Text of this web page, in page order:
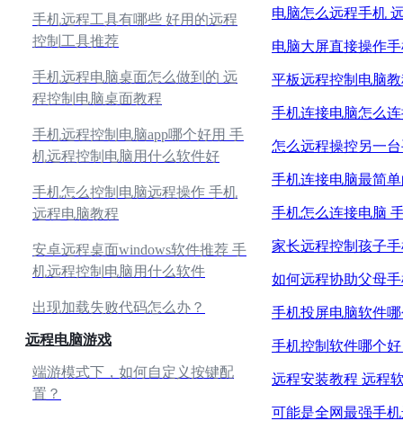
手机远程工具有哪些 好用的远程
控制工具推荐
手机远程电脑桌面怎么做到的 远
程控制电脑桌面教程
手机远程控制电脑app哪个好用 手
机远程控制电脑用什么软件好
手机怎么控制电脑远程操作 手机
远程电脑教程
安卓远程桌面windows软件推荐 手
机远程控制电脑用什么软件
出现加载失败代码怎么办？
远程电脑游戏
端游模式下，如何自定义按键配
置？
电脑怎么远程手机
电脑大屏直接操作
平板远程控制电脑
手机连接电脑怎么
怎么远程操控另一
手机连接电脑最简
手机怎么连接电脑
家长远程控制孩子
如何远程协助父母
手机投屏电脑软件
手机控制软件哪个
远程安装教程 远程
可能是全网最强手